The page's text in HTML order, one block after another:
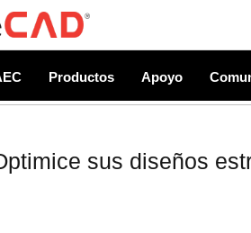
Productos Apoyo
sus diseños